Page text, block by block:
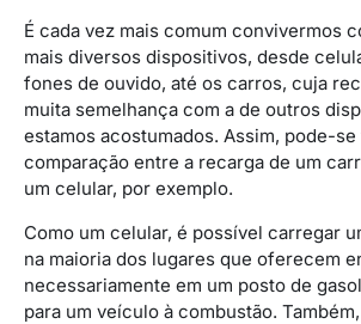
É cada vez mais comum convivermos
mais diversos dispositivos, desde
fones de ouvido, até os carros, cuja
muita semelhança com a de outros
estamos acostumados. Assim, pode-
comparação entre a recarga de um
um celular, por exemplo.
Como um celular, é possível carregar
na maioria dos lugares que oferecem
necessariamente em um posto de
para um veículo à combustão.